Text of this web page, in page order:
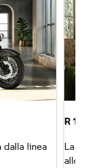
dalla linea
R 18
La
allo